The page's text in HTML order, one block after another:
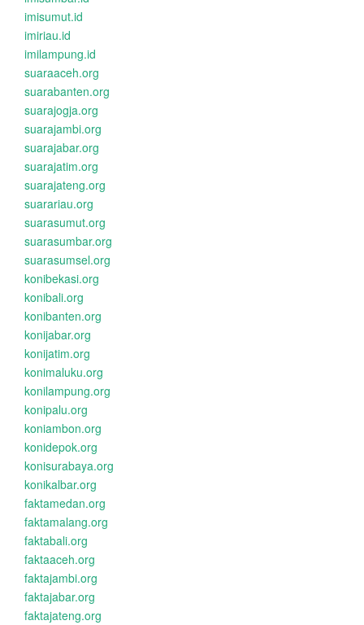
imisumut.id
imiriau.id
imilampung.id
suaraaceh.org
suarabanten.org
suarajogja.org
suarajambi.org
suarajabar.org
suarajatim.org
suarajateng.org
suarariau.org
suarasumut.org
suarasumbar.org
suarasumsel.org
konibekasi.org
konibali.org
konibanten.org
konijabar.org
konijatim.org
konimaluku.org
konilampung.org
konipalu.org
koniambon.org
konidepok.org
konisurabaya.org
konikalbar.org
faktamedan.org
faktamalang.org
faktabali.org
faktaaceh.org
faktajambi.org
faktajabar.org
faktajateng.org